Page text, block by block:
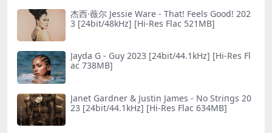
杰西·薇尔 Jessie Ware - That! Feels Good! 202
3 [24bit/48kHz] [Hi-Res Flac 521MB]
Jayda G - Guy 2023 [24bit/44.1kHz] [Hi-Res Fl
ac 738MB]
Janet Gardner & Justin James - No Striпgs 20
23 [24bit/44.1kHz] [Hi-Res Flac 634MB]